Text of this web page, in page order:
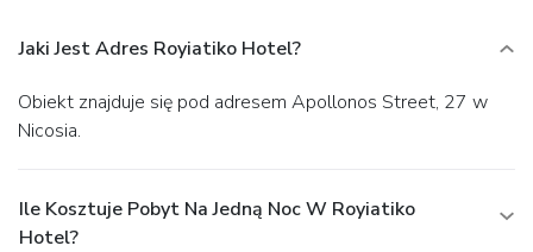
Jaki Jest Adres Royiatiko Hotel?
Obiekt znajduje się pod adresem Apollonos Street, 27 w
Nicosia.
Ile Kosztuje Pobyt Na Jedną Noc W Royiatiko
Hotel?